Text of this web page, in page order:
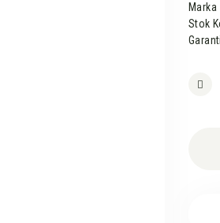
Marka
Stok